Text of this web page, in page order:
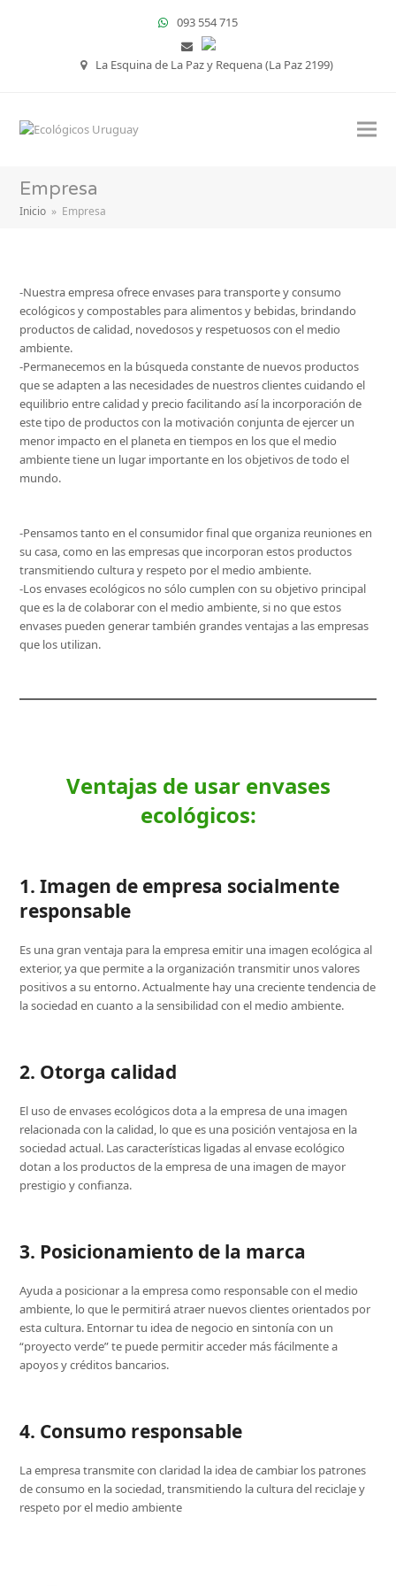
093 554 715
La Esquina de La Paz y Requena (La Paz 2199)
Empresa
Inicio » Empresa
-Nuestra empresa ofrece envases para transporte y consumo
ecológicos y compostables para alimentos y bebidas, brindando
productos de calidad, novedosos y respetuosos con el medio
ambiente.
-Permanecemos en la búsqueda constante de nuevos productos
que se adapten a las necesidades de nuestros clientes cuidando el
equilibrio entre calidad y precio facilitando así la incorporación de
este tipo de productos con la motivación conjunta de ejercer un
menor impacto en el planeta en tiempos en los que el medio
ambiente tiene un lugar importante en los objetivos de todo el
mundo.
-Pensamos tanto en el consumidor final que organiza reuniones en
su casa, como en las empresas que incorporan estos productos
transmitiendo cultura y respeto por el medio ambiente.
-Los envases ecológicos no sólo cumplen con su objetivo principal
que es la de colaborar con el medio ambiente, si no que estos
envases pueden generar también grandes ventajas a las empresas
que los utilizan.
Ventajas de usar envases
ecológicos:
1. Imagen de empresa socialmente
responsable
Es una gran ventaja para la empresa emitir una imagen ecológica al
exterior, ya que permite a la organización transmitir unos valores
positivos a su entorno. Actualmente hay una creciente tendencia de
la sociedad en cuanto a la sensibilidad con el medio ambiente.
2. Otorga calidad
El uso de envases ecológicos dota a la empresa de una imagen
relacionada con la calidad, lo que es una posición ventajosa en la
sociedad actual. Las características ligadas al envase ecológico
dotan a los productos de la empresa de una imagen de mayor
prestigio y confianza.
3. Posicionamiento de la marca
Ayuda a posicionar a la empresa como responsable con el medio
ambiente, lo que le permitirá atraer nuevos clientes orientados por
esta cultura. Entornar tu idea de negocio en sintonía con un
“proyecto verde” te puede permitir acceder más fácilmente a
apoyos y créditos bancarios.
4. Consumo responsable
La empresa transmite con claridad la idea de cambiar los patrones
de consumo en la sociedad, transmitiendo la cultura del reciclaje y
respeto por el medio ambiente